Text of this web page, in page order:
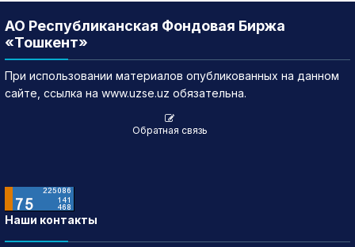
АО Республиканская Фондовая Биржа
«Тошкент»
При использовании материалов опубликованных на данном
сайте, ссылка на www.uzse.uz обязательна.
Обратная связь
Наши контакты